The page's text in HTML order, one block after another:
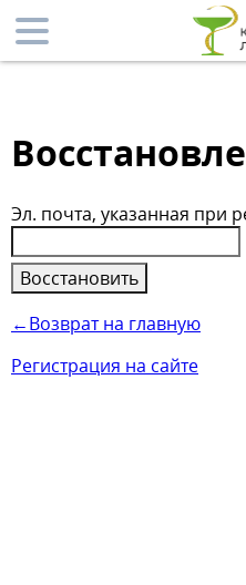
Эл. почта, указанная при
Восстановить
←Возврат на главную
Регистрация на сайте